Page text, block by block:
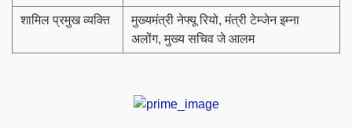
शामिल प्रमुख व्यक्ति
मुख्यमंत्री नेफ्यू रियो, मंत्री टेम्जेन इम्ना
अलोंग, मुख्य सचिव जे आलम